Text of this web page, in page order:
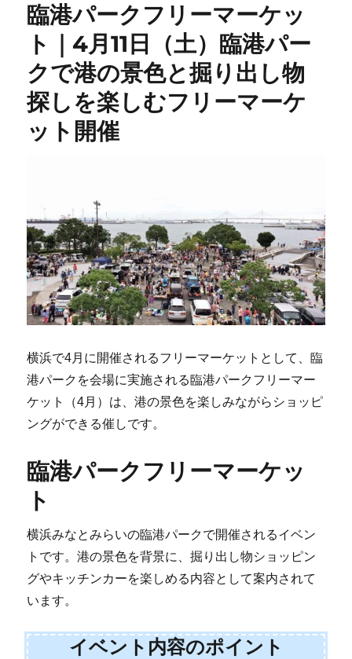
臨港パークフリーマーケッ
ト｜4月11日（土）臨港パー
クで港の景色と掘り出し物
探しを楽しむフリーマーケ
ット開催
横浜で4月に開催されるフリーマーケットとして、臨
港パークを会場に実施される臨港パークフリーマー
ケット（4月）は、港の景色を楽しみながらショッピ
ングができる催しです。
臨港パークフリーマーケッ
ト
横浜みなとみらいの臨港パークで開催されるイベン
トです。港の景色を背景に、掘り出し物ショッピン
グやキッチンカーを楽しめる内容として案内されて
います。
イベント内容のポイント